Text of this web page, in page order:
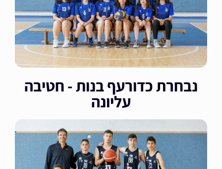
נבחרת כדורעף בנות - חטיבה
עליונה